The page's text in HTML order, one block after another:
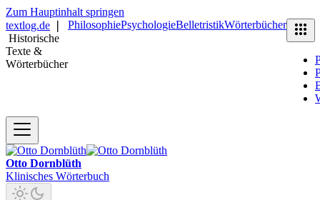
Zum Hauptinhalt springen
textlog.de
Historische
Texte &
Wörterbücher
PhilosophiePsychologieBelletristikWörterbücher
Otto Dornblüth
Klinisches Wörterbuch